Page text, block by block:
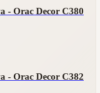
- Orac Decor C380
- Orac Decor C382